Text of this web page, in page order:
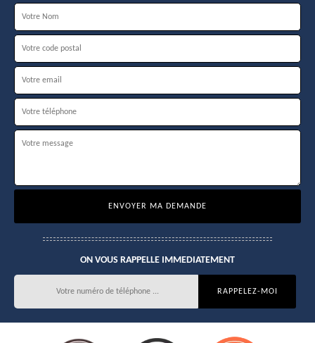
ON VOUS RAPPELLE IMMEDIATEMENT